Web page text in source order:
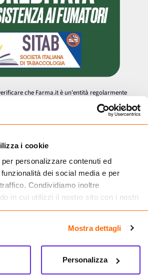
i cookie
personalizzare contenuti ed
dei social media e per
Condividiamo inoltre
in cui utilizzi il nostro sito con i nostri
di analisi dei dati web, pubblicità e
fornito loro o che hanno raccolto dal
Mostra dettagli
Personalizza
che Farma.it è un'entità regolarmente
Salute a effettuare la vendita online di
REA: NA-884088